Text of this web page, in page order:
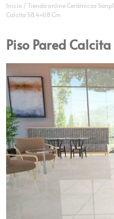
Inicio / Tienda online Cerámicas
Calcita 58.4×118 Cm
Piso Pared Calcita